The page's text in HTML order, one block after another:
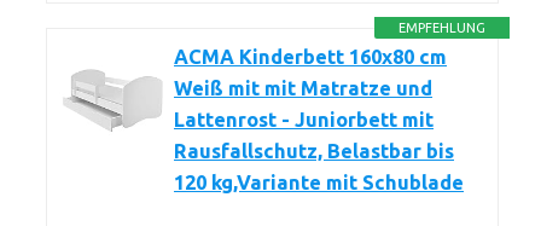
EMPFEHLUNG
ACMA Kinderbett 160x80 cm
Weiß mit mit Matratze und
Lattenrost - Juniorbett mit
Rausfallschutz, Belastbar bis
120 kg,Variante mit Schublade